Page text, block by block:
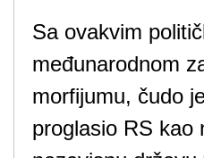
Sa ovakvim
međunarodnom
morfijumu, čudo
proglasio RS kao